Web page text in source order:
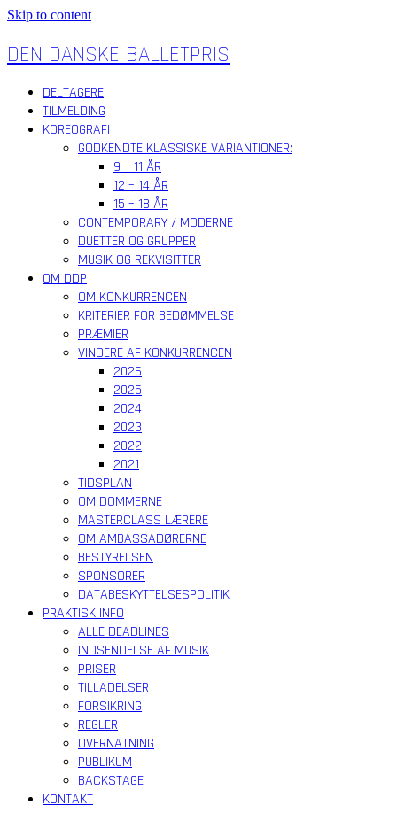
Skip to content
DEN DANSKE BALLETPRIS
DELTAGERE
TILMELDING
KOREOGRAFI
GODKENDTE KLASSISKE VARIANTIONER:
9 – 11 ÅR
12 – 14 ÅR
15 – 18 ÅR
CONTEMPORARY / MODERNE
DUETTER OG GRUPPER
MUSIK OG REKVISITTER
OM DDP
OM KONKURRENCEN
KRITERIER FOR BEDØMMELSE
PRÆMIER
VINDERE AF KONKURRENCEN
2026
2025
2024
2023
2022
2021
TIDSPLAN
OM DOMMERNE
MASTERCLASS LÆRERE
OM AMBASSADØRERNE
BESTYRELSEN
SPONSORER
DATABESKYTTELSESPOLITIK
PRAKTISK INFO
ALLE DEADLINES
INDSENDELSE AF MUSIK
PRISER
TILLADELSER
FORSIKRING
REGLER
OVERNATNING
PUBLIKUM
BACKSTAGE
KONTAKT